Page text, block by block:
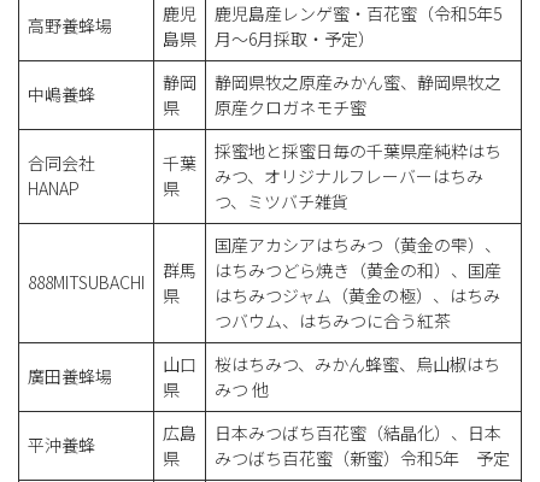
高野養蜂場
鹿児
島県
鹿児島産レンゲ蜜・百花蜜（令和5年5
月〜6月採取・予定）
中嶋養蜂
静岡
県
静岡県牧之原産みかん蜜、静岡県牧之
原産クロガネモチ蜜
合同会社
HANAP
千葉
県
採蜜地と採蜜日毎の千葉県産純粋はち
みつ、オリジナルフレーバーはちみ
つ、ミツバチ雑貨
888MITSUBACHI
群馬
県
国産アカシアはちみつ（黄金の雫）、
はちみつどら焼き（黄金の和）、国産
はちみつジャム（黄金の極）、はちみ
つバウム、はちみつに合う紅茶
廣田養蜂場
山口
県
桜はちみつ、みかん蜂蜜、烏山椒はち
みつ 他
平沖養蜂
広島
県
日本みつばち百花蜜（結晶化）、日本
みつばち百花蜜（新蜜）令和5年 予定